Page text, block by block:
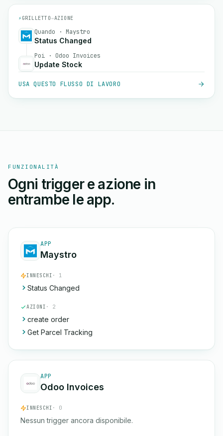
⚡ GRILLETTO→AZIONE
Quando · Maystro
Status Changed
Poi · Odoo Invoices
Update Stock
USA QUESTO FLUSSO DI LAVORO
FUNZIONALITÀ
Ogni trigger e azione in
entrambe le app.
APP
Maystro
INNESCHI · 1
Status Changed
AZIONI · 2
create order
Get Parcel Tracking
APP
Odoo Invoices
INNESCHI · 0
Nessun trigger ancora disponibile.